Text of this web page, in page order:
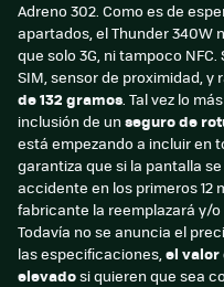
Adreno 302. Como es de
apartados, el Thunder 340W
que solo 3G, ni tampoco
SIM, sensor de proximidad, y
de 132 gramos . Tal vez lo
inclusión de unseguro de
está empezando a incluir en
garantiza que si la pantalla
accidente en los primeros 12
fabricante la reemplazará y/
Todavía no se anuncia el
las especificaciones, el valor
elevadosi quieren que sea